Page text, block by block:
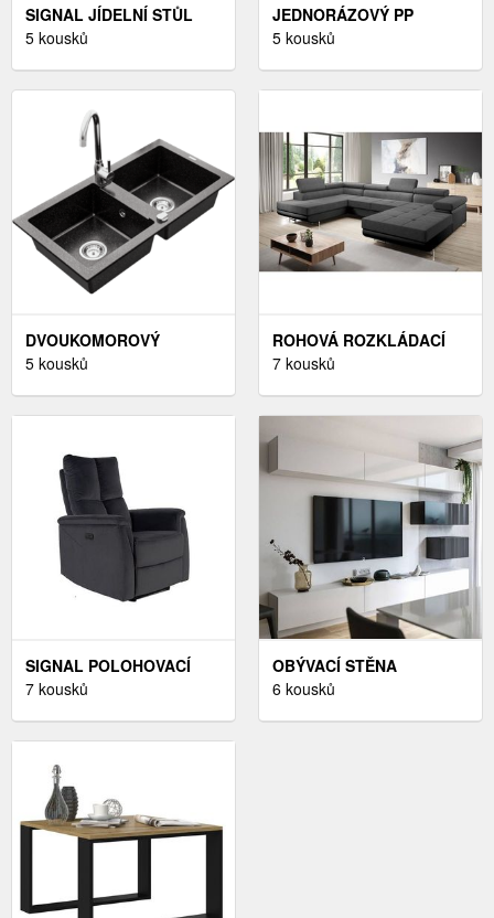
SIGNAL JÍDELNÍ STŮL
ESPERO | ČERNÁ
5 kousků
JEDNORÁZOVÝ PP
OVERAL
5 kousků
DVOUKOMOROVÝ
GRANITOVÝ DŘEZ MEXEN
5 kousků
ROHOVÁ ROZKLÁDACÍ
SEDAČKA SINGER U,
7 kousků
SIGNAL POLOHOVACÍ
KŘESLO NEPTUN VELVET
7 kousků
OBÝVACÍ STĚNA
ANTOFALLA 35, BÍLÝ
6 kousků